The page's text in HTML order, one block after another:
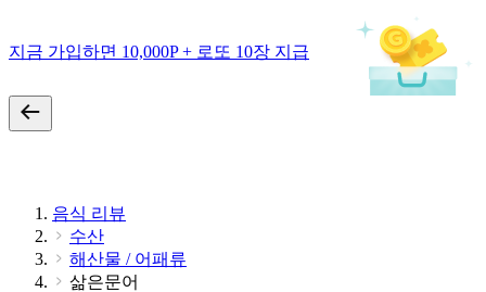
지금 가입하면 10,000P + 로또 10장 지급
음식 리뷰
수산
해산물 / 어패류
삶은문어